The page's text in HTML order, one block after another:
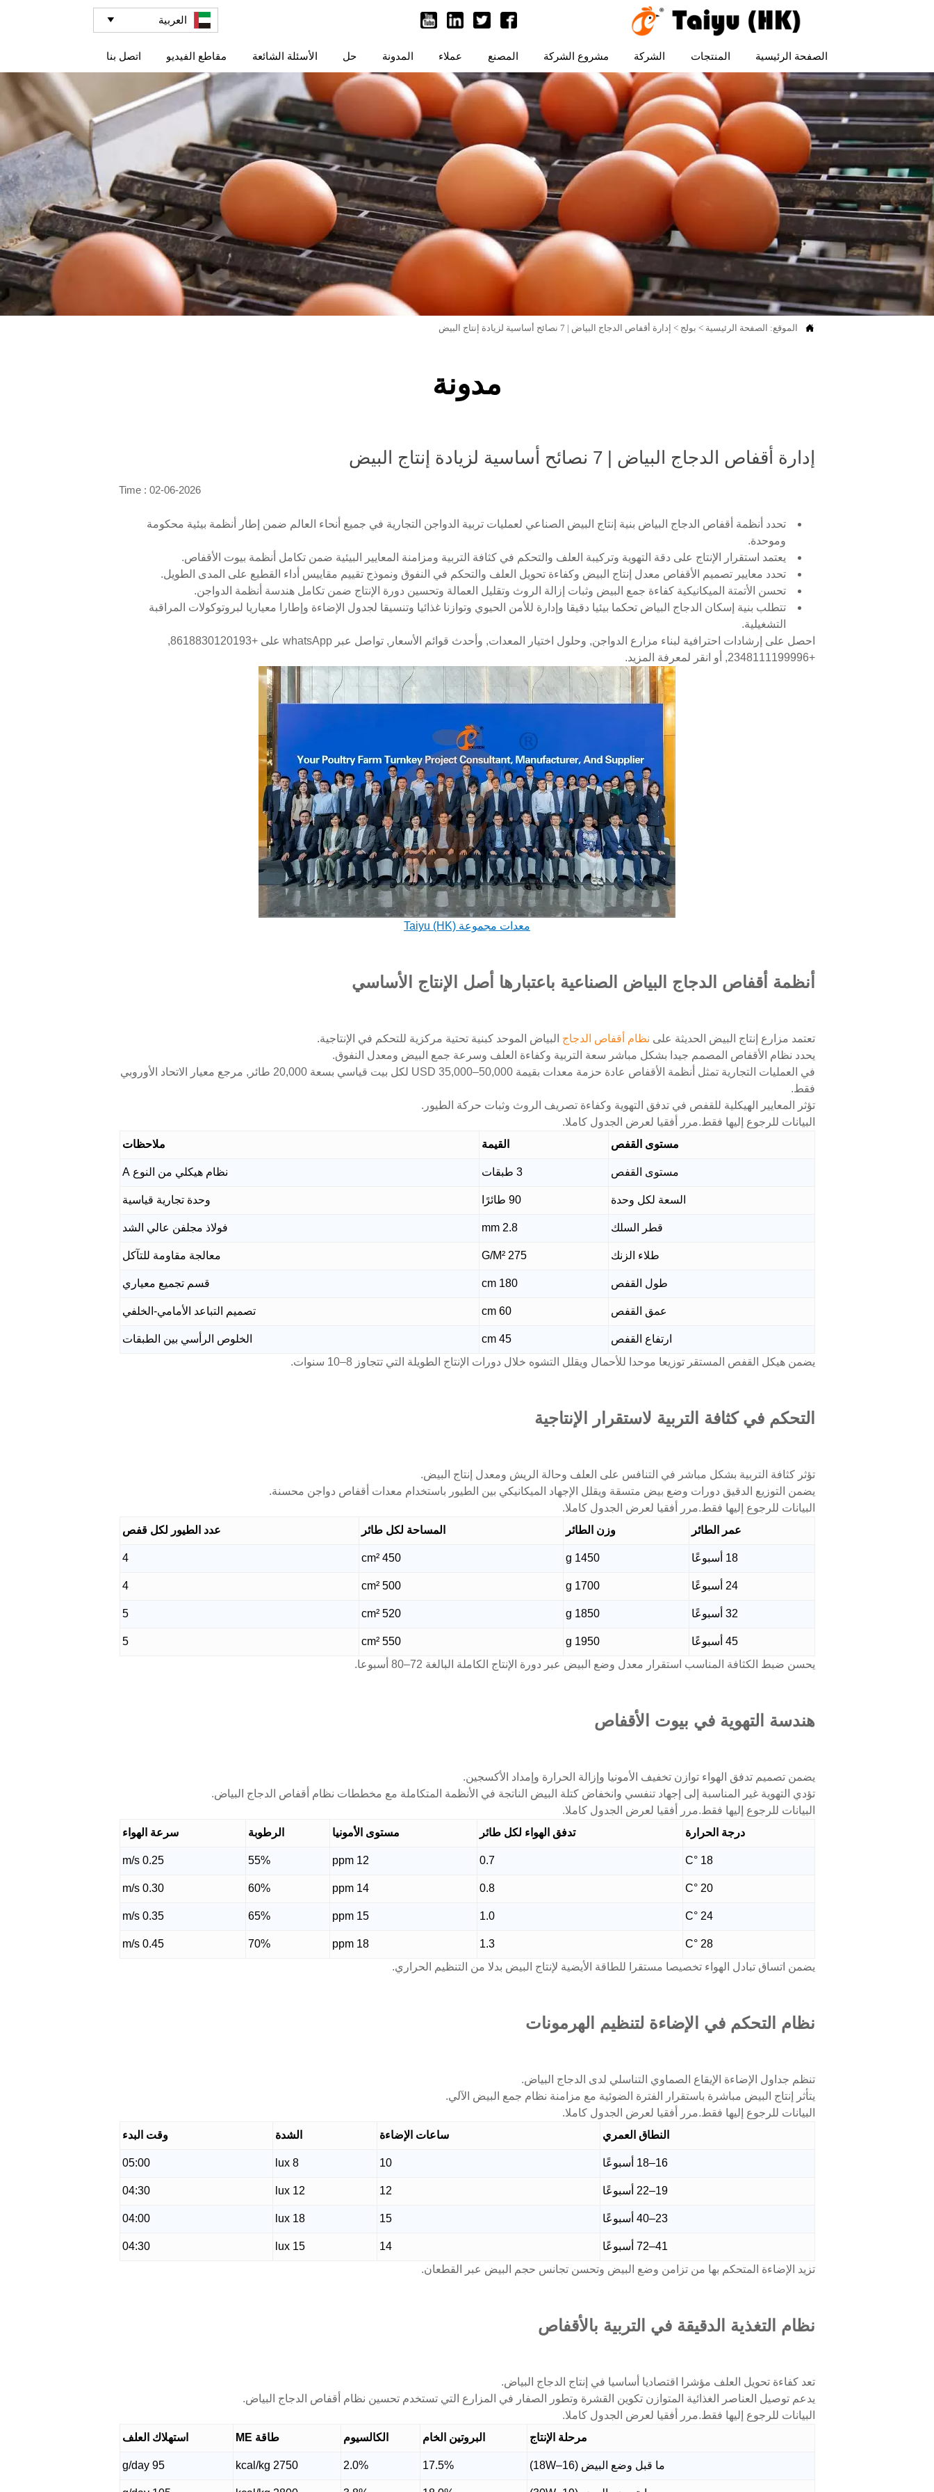
العربية 
الصفحة الرئيسية المنتجات الشركة مشروع الشركة المصنع عملاء المدونة حل الأسئلة الشائعة مقاطع الفيديو اتصل بنا
 الموقع: الصفحة الرئيسية > بولج > إدارة أقفاص الدجاج البياض | 7 نصائح أساسية لزيادة إنتاج البيض
مدونة
إدارة أقفاص الدجاج البياض | 7 نصائح أساسية لزيادة إنتاج البيض
Time : 02-06-2026
تحدد أنظمة أقفاص الدجاج البياض بنية إنتاج البيض الصناعي لعمليات تربية الدواجن التجارية في جميع أنحاء العالم ضمن إطار أنظمة بيئية محكومة
وموحدة.
يعتمد استقرار الإنتاج على دقة التهوية وتركيبة العلف والتحكم في كثافة التربية ومزامنة المعايير البيئية ضمن تكامل أنظمة بيوت الأقفاص.
تحدد معايير تصميم الأقفاص معدل إنتاج البيض وكفاءة تحويل العلف والتحكم في النفوق ونموذج تقييم مقاييس أداء القطيع على المدى الطويل.
تحسن الأتمتة الميكانيكية كفاءة جمع البيض وثبات إزالة الروث وتقليل العمالة وتحسين دورة الإنتاج ضمن تكامل هندسة أنظمة الدواجن.
تتطلب بنية إسكان الدجاج البياض تحكما بيئيا دقيقا وإدارة للأمن الحيوي وتوازنا غذائيا وتنسيقا لجدول الإضاءة وإطارا معياريا لبروتوكولات المراقبة
التشغيلية.
احصل على إرشادات احترافية لبناء مزارع الدواجن, وحلول اختيار المعدات, وأحدث قوائم الأسعار,
تواصل عبر whatsApp على +8618830120193,
+2348111199996, أو انقر لمعرفة المزيد.
معدات مجموعة Taiyu (HK)
أنظمة أقفاص الدجاج البياض الصناعية باعتبارها أصل الإنتاج الأساسي
تعتمد مزارع إنتاج البيض الحديثة على نظام أقفاص الدجاج البياض الموحد كبنية تحتية مركزية للتحكم في الإنتاجية.
يحدد نظام الأقفاص المصمم جيدا بشكل مباشر سعة التربية وكفاءة العلف وسرعة جمع البيض ومعدل النفوق.
في العمليات التجارية تمثل أنظمة الأقفاص عادة حزمة معدات بقيمة USD 35,000–50,000 لكل بيت قياسي بسعة 20,000 طائر, مرجع معيار الاتحاد الأوروبي
فقط.
تؤثر المعايير الهيكلية للقفص في تدفق التهوية وكفاءة تصريف الروث وثبات حركة الطيور.
البيانات للرجوع إليها فقط.مرر أفقيا لعرض الجدول كاملا.
مستوى القفص
القيمة ملاحظات
مستوى القفص 3 طبقات نظام هيكلي من النوع A
السعة لكل وحدة 90 طائرًا وحدة تجارية قياسية
قطر السلك 2.8 mm فولاذ مجلفن عالي الشد
طلاء الزنك 275 G/M² معالجة مقاومة للتآكل
طول القفص 180 cm قسم تجميع معياري
عمق القفص 60 cm تصميم التباعد الأمامي-الخلفي
ارتفاع القفص 45 cm
الخلوص الرأسي بين الطبقات
يضمن هيكل القفص المستقر توزيعا موحدا للأحمال ويقلل التشوه خلال دورات الإنتاج الطويلة التي تتجاوز 8–10 سنوات.
التحكم في كثافة التربية لاستقرار الإنتاجية
تؤثر كثافة التربية بشكل مباشر في التنافس على العلف وحالة الريش ومعدل إنتاج البيض.
يضمن التوزيع الدقيق دورات وضع بيض متسقة ويقلل الإجهاد الميكانيكي بين الطيور باستخدام معدات أقفاص دواجن محسنة.
البيانات للرجوع إليها فقط.مرر أفقيا لعرض الجدول كاملا.
عمر الطائر
وزن الطائر المساحة لكل طائر عدد الطيور لكل قفص
18 أسبوعًا 1450 g
450 cm²
4
24 أسبوعًا 1700 g
500 cm²
4
32 أسبوعًا 1850 g
520 cm²
5
45 أسبوعًا 1950 g
550 cm²
5
يحسن ضبط الكثافة المناسب استقرار معدل وضع البيض عبر دورة الإنتاج الكاملة البالغة 72–80 أسبوعا.
هندسة التهوية في بيوت الأقفاص
يضمن تصميم تدفق الهواء توازن تخفيف الأمونيا وإزالة الحرارة وإمداد الأكسجين.
تؤدي التهوية غير المناسبة إلى إجهاد تنفسي وانخفاض كتلة البيض الناتجة في الأنظمة المتكاملة مع مخططات نظام أقفاص الدجاج البياض.
البيانات للرجوع إليها فقط.مرر أفقيا لعرض الجدول كاملا.
درجة الحرارة
تدفق الهواء لكل طائر مستوى الأمونيا الرطوبة سرعة الهواء
18 °C
0.7
12 ppm
55%
0.25 m/s
20 °C
0.8
14 ppm
60%
0.30 m/s
24 °C
1.0
15 ppm
65%
0.35 m/s
28 °C
1.3
18 ppm
70%
0.45 m/s
يضمن اتساق تبادل الهواء تخصيصا مستقرا للطاقة الأيضية لإنتاج البيض بدلا من التنظيم الحراري.
نظام التحكم في الإضاءة لتنظيم الهرمونات
تنظم جداول الإضاءة الإيقاع الصماوي التناسلي لدى الدجاج البياض.
يتأثر إنتاج البيض مباشرة باستقرار الفترة الضوئية مع مزامنة نظام جمع البيض الآلي.
البيانات للرجوع إليها فقط.مرر أفقيا لعرض الجدول كاملا.
النطاق العمري
ساعات الإضاءة الشدة وقت البدء
16–18 أسبوعًا 10
8 lux
05:00
19–22 أسبوعًا 12
12 lux
04:30
23–40 أسبوعًا 15
18 lux
04:00
41–72 أسبوعًا 14
15 lux
04:30
تزيد الإضاءة المتحكم بها من تزامن وضع البيض وتحسن تجانس حجم البيض عبر القطعان.
نظام التغذية الدقيقة في التربية بالأقفاص
تعد كفاءة تحويل العلف مؤشرا اقتصاديا أساسيا في إنتاج الدجاج البياض.
يدعم توصيل العناصر الغذائية المتوازن تكوين القشرة وتطور الصفار في المزارع التي تستخدم تحسين نظام أقفاص الدجاج البياض.
البيانات للرجوع إليها فقط.مرر أفقيا لعرض الجدول كاملا.
مرحلة الإنتاج
البروتين الخام الكالسيوم طاقة ME استهلاك العلف
ما قبل وضع البيض (16–18W) 17.5%
2.0%
2750 kcal/kg
95 g/day